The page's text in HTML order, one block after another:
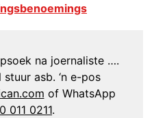
na joernaliste ….
asb. ‘n e-pos
of WhatsApp
011 0211.